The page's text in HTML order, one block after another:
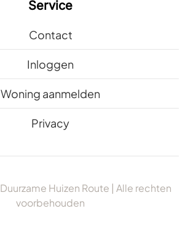
Service
Contact
Inloggen
Woning aanmelden
Privacy
Duurzame Huizen Route | Alle rechten
voorbehouden